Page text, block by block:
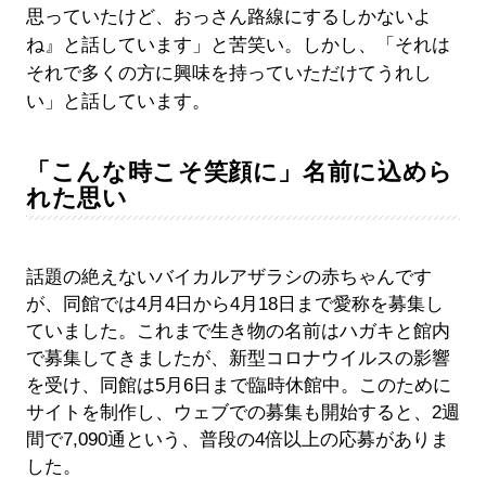
思っていたけど、おっさん路線にするしかないよ
ね』と話しています」と苦笑い。しかし、「それは
それで多くの方に興味を持っていただけてうれし
い」と話しています。
「こんな時こそ笑顔に」名前に込めら
れた思い
話題の絶えないバイカルアザラシの赤ちゃんです
が、同館では4月4日から4月18日まで愛称を募集し
ていました。これまで生き物の名前はハガキと館内
で募集してきましたが、新型コロナウイルスの影響
を受け、同館は5月6日まで臨時休館中。このために
サイトを制作し、ウェブでの募集も開始すると、2週
間で7,090通という、普段の4倍以上の応募がありま
した。